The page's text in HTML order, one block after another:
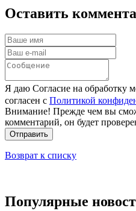
Оставить
Я даю Согласие на обработку
согласен с Политикой
Внимание! Прежде чем вы
комментарий, он будет
Отправить
Возврат к списку
Популярные